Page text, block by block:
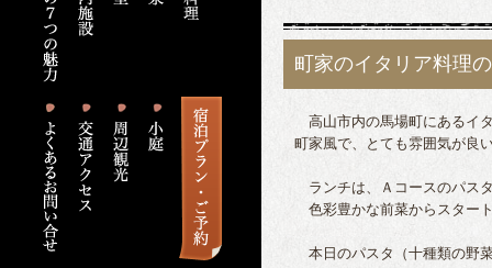
町家のイタリア料理
高山市内の馬場町にあるイ
町家風で、とても雰囲気が良
ランチは、Ａコースのパス
色彩豊かな前菜からスター
本日のパスタ（十種類の野